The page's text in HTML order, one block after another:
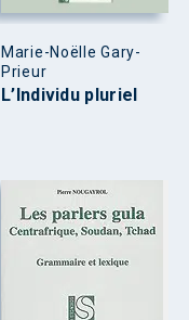
Marie-Noëlle Gary-
Prieur
L’Individu pluriel